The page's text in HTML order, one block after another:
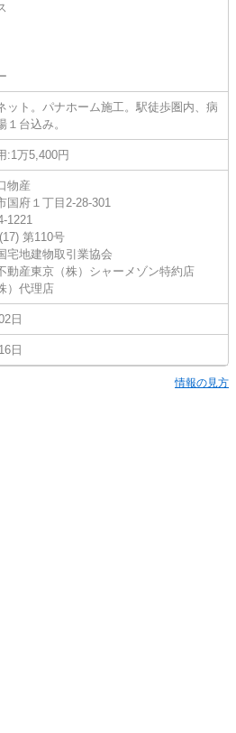
ット。パナホーム施工。駅徒歩圏内、病
１台込み。
:1万5,400円
物産
国府１丁目2-28-301
1221
第110号
宅地建物取引業協会
動産東京（株）シャーメゾン特約店
）代理店
日
日
情報の見方